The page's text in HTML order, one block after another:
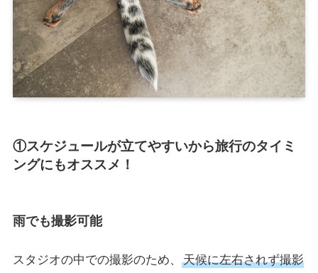
①スケジュールが立てやすいから旅行のタイミ
ングにもオススメ！
雨でも撮影可能
スタジオの中での撮影のため、
天候に左右されず撮影